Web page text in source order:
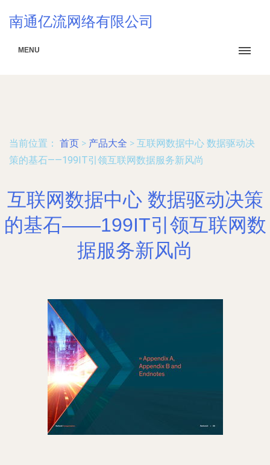
南通亿流网络有限公司
MENU
当前位置： 首页 > 产品大全 > 互联网数据中心 数据驱动决
策的基石——199IT引领互联网数据服务新风尚
互联网数据中心 数据驱动决策
的基石——199IT引领互联网数
据服务新风尚